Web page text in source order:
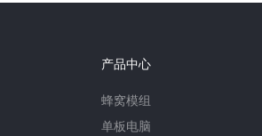
产品中心
蜂窝模组
单板电脑